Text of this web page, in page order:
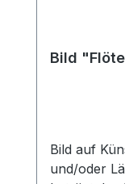
Bild
Bild auf Künstlerleinwand Mit dem Bibelvers: Danket dem Herrn;
und/oder